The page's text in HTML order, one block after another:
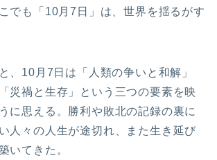
でも「10月7日」は、世界を揺るがす
、10月7日は「人類の争いと和解」
災禍と生存」という三つの要素を映
に思える。勝利や敗北の記録の裏に
人々の人生が途切れ、また生き延び
いてきた。